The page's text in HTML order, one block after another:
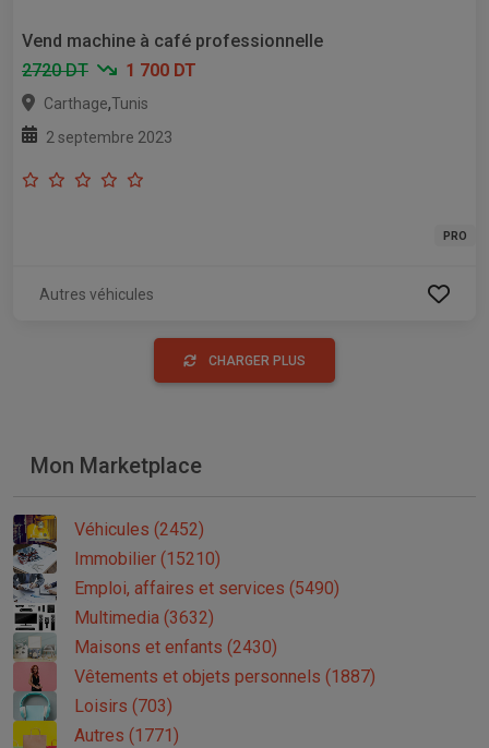
Vend machine à café professionnelle
2720 DT
1 700 DT
Carthage,Tunis
2 septembre 2023
PRO
Autres véhicules
CHARGER PLUS
Mon Marketplace
Véhicules (2452)
Immobilier (15210)
Emploi, affaires et services (5490)
Multimedia (3632)
Maisons et enfants (2430)
Vêtements et objets personnels (1887)
Loisirs (703)
Autres (1771)